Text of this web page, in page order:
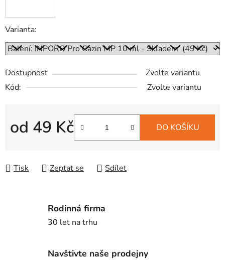
Varianta:
Dostupnost
Zvolte variantu
Kód:
Zvolte variantu
od 49 Kč DO KOŠÍKU
Tisk Zeptat se Sdílet
Rodinná firma
30 let na trhu
Navštivte naše prodejny